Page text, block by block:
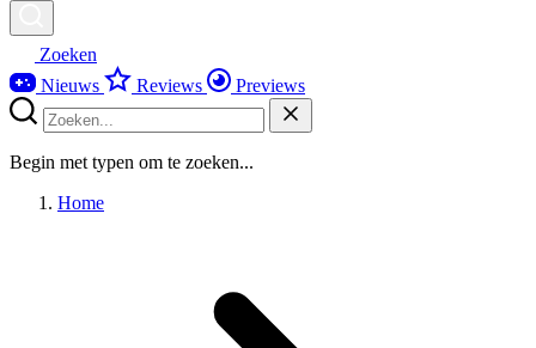
Zoeken
Nieuws
Reviews Previews
Begin met typen om te zoeken...
Home